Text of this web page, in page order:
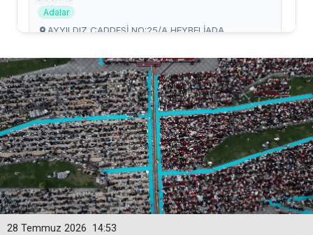
14:53
28 Temmuz 2026